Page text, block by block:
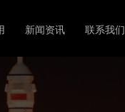
新闻资讯 联系我们